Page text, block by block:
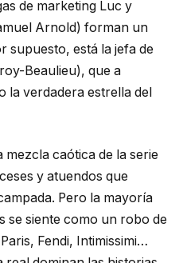
de marketing Luc y
Arnold) forman un
supuesto, está la jefa de
Beaulieu), que a
la verdadera estrella del
mezcla caótica de la serie
y atuendos que
Pero la mayoría
se siente como un robo de
Fendi, Intimissimi…